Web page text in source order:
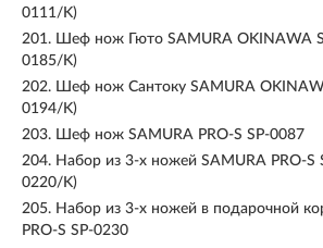
0111/K)
201. Шеф нож Гюто SAMURA OKINAWA
0185/K)
202. Шеф нож Сантоку SAMURA
0194/K)
203. Шеф нож SAMURA PRO-S SP-0087
204. Набор из 3-х ножей SAMURA PRO-S
0220/K)
205. Набор из 3-х ножей в подарочной
PRO-S SP-0230